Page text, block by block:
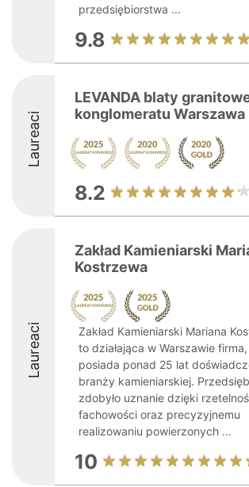
przedsiębiorstwa ...
9.8
Laureaci
LEVANDA blaty
konglomeratu Warszawa
8.2
Laureaci
Zakład Kamieniarski
Kostrzewa
Zakład Kamieniarski Mariana
to działająca w Warszawie
posiada ponad 25 lat
branży kamieniarskiej.
zdobyło uznanie dzięki
fachowości oraz precyzyjnemu
realizowaniu powierzonych ...
10